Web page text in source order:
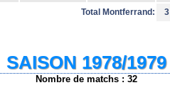
Total Montferrand: 3
SAISON 1978/1979
Nombre de matchs : 32